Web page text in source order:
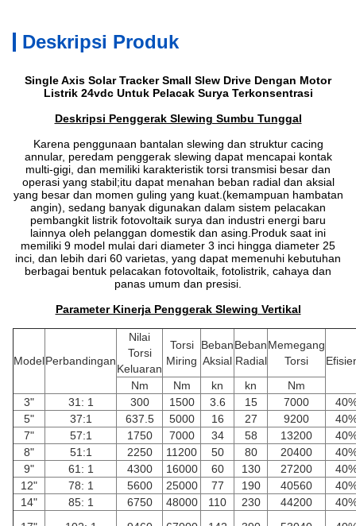
Deskripsi Produk
Single Axis Solar Tracker Small Slew Drive Dengan Motor
Listrik 24vdc Untuk Pelacak Surya Terkonsentrasi
Deskripsi Penggerak Slewing Sumbu Tunggal
Karena penggunaan bantalan slewing dan struktur cacing
annular, peredam penggerak slewing dapat mencapai kontak
multi-gigi, dan memiliki karakteristik torsi transmisi besar dan
operasi yang stabil;itu dapat menahan beban radial dan aksial
yang besar dan momen guling yang kuat.(kemampuan hambatan
angin), sedang banyak digunakan dalam sistem pelacakan
pembangkit listrik fotovoltaik surya dan industri energi baru
lainnya oleh pelanggan domestik dan asing.Produk saat ini
memiliki 9 model mulai dari diameter 3 inci hingga diameter 25
inci, dan lebih dari 60 varietas, yang dapat memenuhi kebutuhan
berbagai bentuk pelacakan fotovoltaik, fotolistrik, cahaya dan
panas umum dan presisi.
Parameter Kinerja Penggerak Slewing Vertikal
ModelPerbandingan
Nilai
Torsi
Keluaran
Torsi
Miring
Beban
Aksial
Beban
Radial
Memegang
Torsi
Nm
Nm kn kn
Nm
3"
31: 1 300 1500 3.6 15 7000
5"
37:1 637.5 5000 16 27 9200
7"
57:1 1750 7000 34 58 13200
8"
51:1 2250 11200 50 80 20400
9"
61: 1 4300 16000 60 130 27200
12"
78: 1 5600 25000 77 190 40560
14"
85: 1 6750 48000 110 230 44200